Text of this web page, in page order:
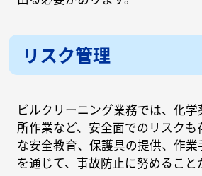
リスク管理
ビルクリーニング業務では、化
所作業など、安全面でのリスクも
な安全教育、保護具の提供、作
を通じて、事故防止に努めること